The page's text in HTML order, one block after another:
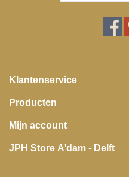
Klantenservice
Producten
Mijn account
JPH Store A'dam - Delft